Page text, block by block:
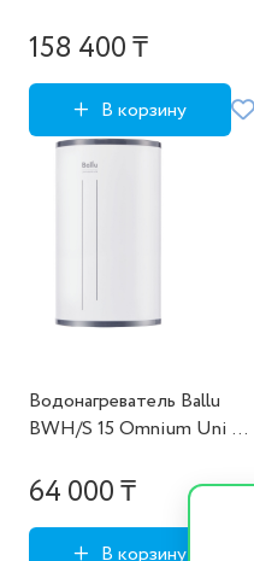
158 400 ₸
В корзину
Водонагреватель Ballu
BWH/S 15 Omnium Uni U,
64 000 ₸
В корзину